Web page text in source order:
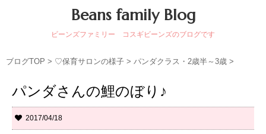
Beans family Blog
ビーンズファミリー コスギビーンズのブログです
ブログTOP > ♡保育サロンの様子 > パンダクラス・2歳半～3歳 >
パンダさんの鯉のぼり♪
2017/04/18